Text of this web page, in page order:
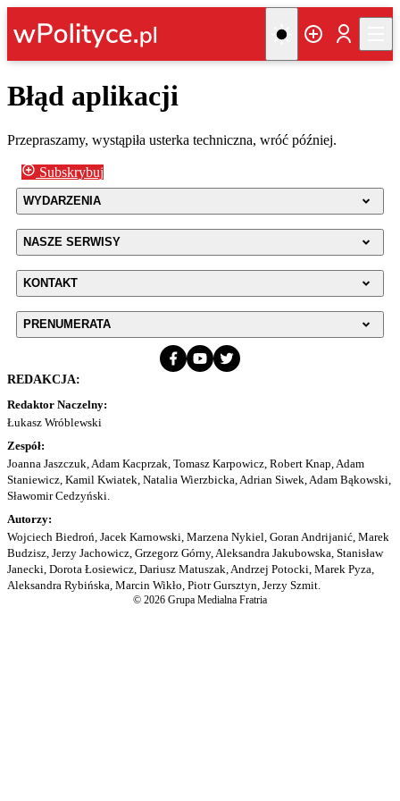
Błąd aplikacji
Przepraszamy, wystąpiła usterka techniczna, wróć później.
Subskrybuj
WYDARZENIA
NASZE SERWISY
KONTAKT
PRENUMERATA
REDAKCJA:
Redaktor Naczelny:
Łukasz Wróblewski
Zespół:
Joanna Jaszczuk, Adam Kacprzak, Tomasz Karpowicz, Robert Knap, Adam
Staniewicz, Kamil Kwiatek, Natalia Wierzbicka, Adrian Siwek, Adam Bąkowski,
Sławomir Cedzyński.
Autorzy:
Wojciech Biedroń, Jacek Karnowski, Marzena Nykiel, Goran Andrijanić, Marek
Budzisz, Jerzy Jachowicz, Grzegorz Górny, Aleksandra Jakubowska, Stanisław
Janecki, Dorota Łosiewicz, Dariusz Matuszak, Andrzej Potocki, Marek Pyza,
Aleksandra Rybińska, Marcin Wikło, Piotr Gursztyn, Jerzy Szmit.
© 2026 Grupa Medialna Fratria